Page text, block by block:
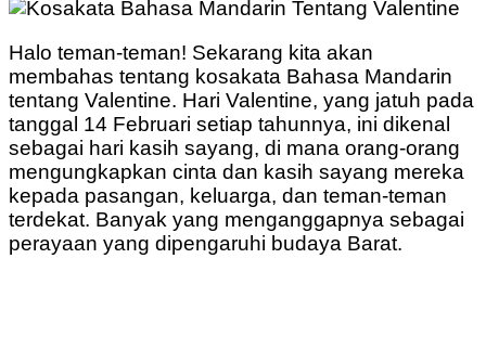
Halo teman-teman! Sekarang kita akan
membahas tentang kosakata Bahasa Mandarin
tentang Valentine. Hari Valentine, yang jatuh pada
tanggal 14 Februari setiap tahunnya, ini dikenal
sebagai hari kasih sayang, di mana orang-orang
mengungkapkan cinta dan kasih sayang mereka
kepada pasangan, keluarga, dan teman-teman
terdekat. Banyak yang menganggapnya sebagai
perayaan yang dipengaruhi budaya Barat.